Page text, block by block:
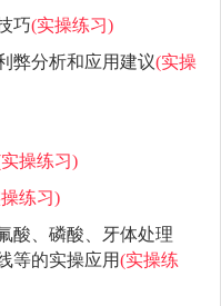
巧(实操练习)
弊分析和应用建议(实操
操练习)
练习)
酸、磷酸、牙体处理
等的实操应用(实操练